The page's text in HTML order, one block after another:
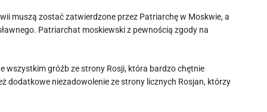
muszą zostać zatwierdzone przez Patriarchę w Moskwie, a
Patriarchat moskiewski z pewnością zgody na
gróźb ze strony Rosji, która bardzo chętnie
dodatkowe niezadowolenie ze strony licznych Rosjan, którzy